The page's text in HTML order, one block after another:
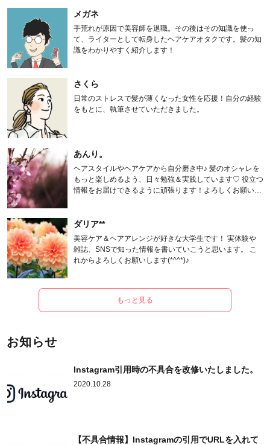
メガネ
手荒れが原因で美容師を退職。その後はその知識を使っ
て、ライターとして転身したヘアケアオタクです。髪の知
識をわかりやすく紹介します！
さくら
日常のストレスで髪が薄くなった女性を応援！自分の経験
をもとに、執筆させていただきました。
あんり。
ヘアスタイルやヘアケアから自分磨き中♪ 髪のオシャレを
もっと楽しめるよう、日々勉強＆実践しています♡ 役立つ
情報をお届けできるように頑張ります！よろしくお願いし
ダリア**
美容ケア＆ヘアアレンジが好きな大学生です！ 実体験や
雑誌、SNSで知った情報を書いていこうと思います。 こ
れからよろしくお願いします(*^^*)♪
もっと見る
お知らせ
Instagram引用時の不具合を改修いたしました。
2020.10.28
【不具合情報】Instagramの引用でURLを入れて